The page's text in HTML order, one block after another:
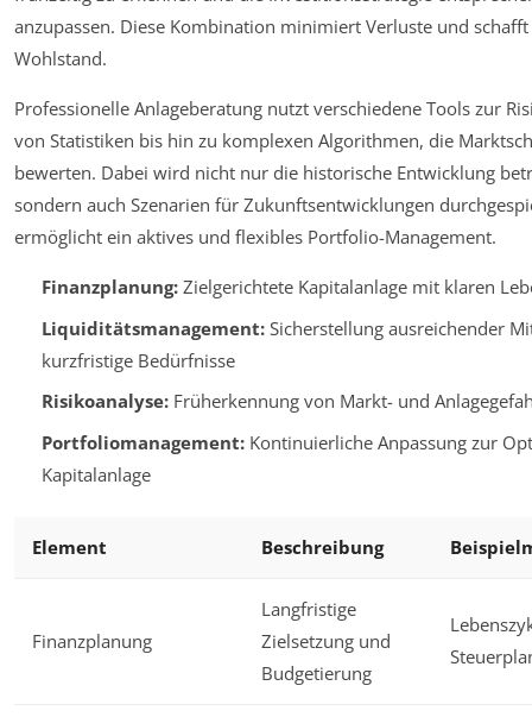
anzupassen. Diese Kombination minimiert Verluste und
Wohlstand.
Professionelle Anlageberatung nutzt verschiedene Tools zur
von Statistiken bis hin zu komplexen Algorithmen, die
bewerten. Dabei wird nicht nur die historische Entwicklung
sondern auch Szenarien für Zukunftsentwicklungen
ermöglicht ein aktives und flexibles Portfolio-Management.
Finanzplanung:Zielgerichtete Kapitalanlage mit klaren
Liquiditätsmanagement:Sicherstellung ausreichender
kurzfristige Bedürfnisse
Risikoanalyse:Früherkennung von Markt- und
Portfoliomanagement:Kontinuierliche Anpassung zur
Kapitalanlage
Element Beschreibung
Finanzplanung
Langfristige
Zielsetzung und
Budgetierung